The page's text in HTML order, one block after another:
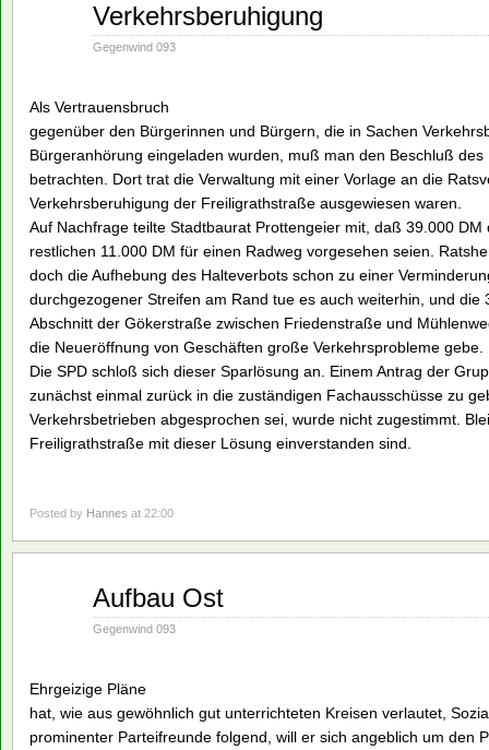
Verkehrsberuhigung
Gegenwind 093
Als Vertrauensbruch
gegenüber den Bürgerinnen und Bürgern, die in Sachen
Bürgeranhörung eingeladen wurden, muß man den Beschluß
betrachten. Dort trat die Verwaltung mit einer Vorlage an die
Verkehrsberuhigung der Freiligrathstraße ausgewiesen waren.
Auf Nachfrage teilte Stadtbaurat Prottengeier mit, daß 39.000
restlichen 11.000 DM für einen Radweg vorgesehen seien.
doch die Aufhebung des Halteverbots schon zu einer
durchgezogener Streifen am Rand tue es auch weiterhin, und die
Abschnitt der Gökerstraße zwischen Friedenstraße und
die Neueröffnung von Geschäften große Verkehrsprobleme gebe.
Die SPD schloß sich dieser Sparlösung an. Einem Antrag der
zunächst einmal zurück in die zuständigen Fachausschüsse zu
Verkehrsbetrieben abgesprochen sei, wurde nicht zugestimmt.
Freiligrathstraße mit dieser Lösung einverstanden sind.
Posted by Hannes at 22:00
Aufbau Ost
Gegenwind 093
Ehrgeizige Pläne
hat, wie aus gewöhnlich gut unterrichteten Kreisen verlautet,
prominenter Parteifreunde folgend, will er sich angeblich um den